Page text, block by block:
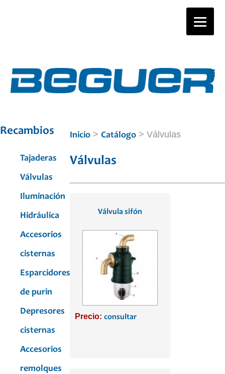
Recambios
Tajaderas
Válvulas
Iluminación
Hidráulica
Accesorios
cisternas
Esparcidores
de purin
Depresores
cisternas
Accesorios
remolques
Inicio> Catálogo> Válvulas
Válvulas
Válvula sifón
Precio: consultar